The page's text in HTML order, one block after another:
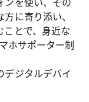
に寄り添い、
とで、身近な
ホサポーター制
デジタルデバイ